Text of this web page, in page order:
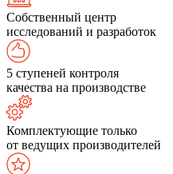
Собственный центр
исследований и разработок
5 ступеней контроля
качества на производстве
Комплектующие только
от ведущих производителей